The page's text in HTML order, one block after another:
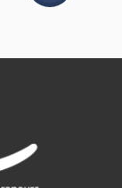
l'article